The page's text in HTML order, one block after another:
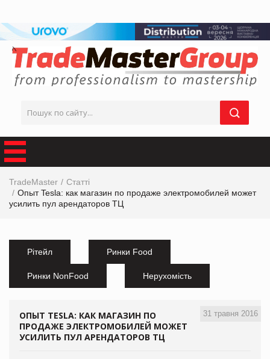
TradeMaster
Статті
Опыт Tesla: как магазин по продаже электромобилей может
усилить пул арендаторов ТЦ
Рітейл Ринки Food
Ринки NonFood Нерухомість
31 травня 2016
ОПЫТ TESLA: КАК МАГАЗИН ПО
ПРОДАЖЕ ЭЛЕКТРОМОБИЛЕЙ МОЖЕТ
УСИЛИТЬ ПУЛ АРЕНДАТОРОВ ТЦ